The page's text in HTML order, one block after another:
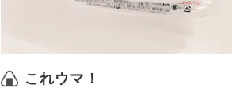
これウマ！